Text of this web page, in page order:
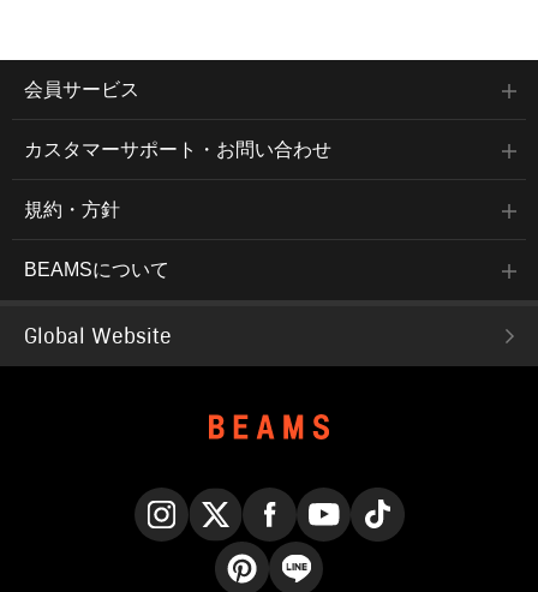
会員サービス
カスタマーサポート・お問い合わせ
規約・方針
BEAMSについて
Global Website